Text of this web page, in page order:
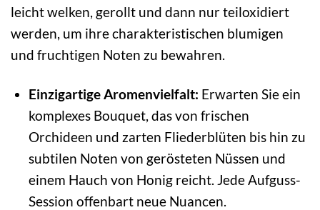
leicht welken, gerollt und dann nur teiloxidiert
werden, um ihre charakteristischen blumigen
und fruchtigen Noten zu bewahren.
Einzigartige Aromenvielfalt: Erwarten Sie ein
komplexes Bouquet, das von frischen
Orchideen und zarten Fliederblüten bis hin zu
subtilen Noten von gerösteten Nüssen und
einem Hauch von Honig reicht. Jede Aufguss-
Session offenbart neue Nuancen.